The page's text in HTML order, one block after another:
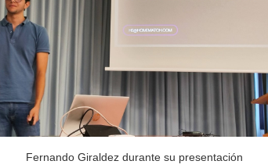
Fernando Giraldez durante su presentación